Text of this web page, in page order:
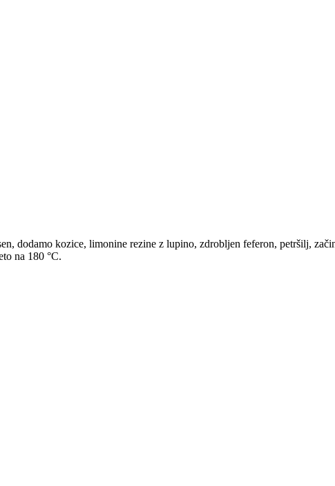
dodamo kozice, limonine rezine z lupino, zdrobljen feferon, petršilj,
na 180 °C.